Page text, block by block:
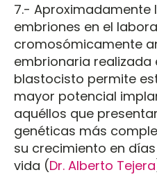
7.- Aproximadamente
embriones en el
cromosómicamente
embrionaria realizada
blastocisto permite
mayor potencial
aquéllos que
genéticas más
su crecimiento en
vida (Dr. Alberto Tejera